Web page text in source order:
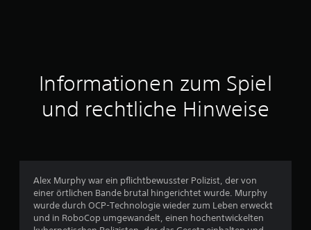
u
s
1
B
Informationen zum Spiel
und rechtliche Hinweise
Alex Murphy war ein pflichtbewusster Polizist, der von
einer örtlichen Bande brutal hingerichtet wurde. Murphy
wurde durch OCP-Technologie wieder zum Leben erweckt
und in RoboCop umgewandelt, einen hochentwickelten